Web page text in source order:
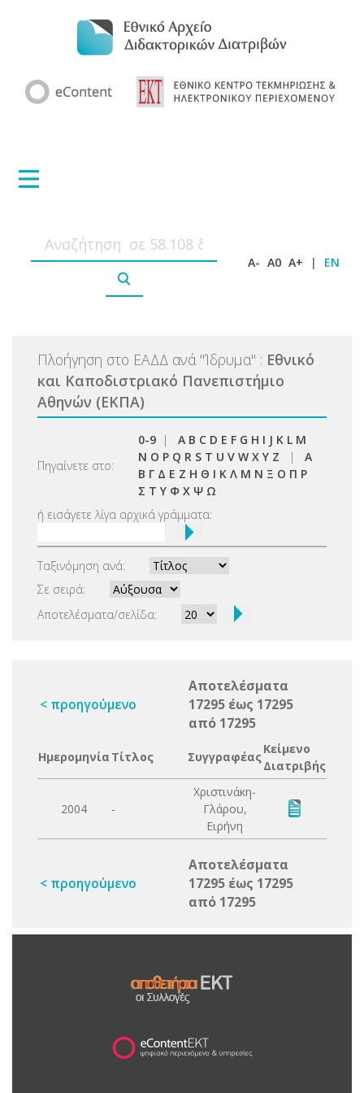
A- A0 A+ | EN
Πλοήγηση στο ΕΑΔΔ ανά "Ίδρυμα" : Εθνικό
και Καποδιστριακό Πανεπιστήμιο
Αθηνών (ΕΚΠΑ)
Πηγαίνετε στο:
0-9 | A B C D E F G H I J K L M
N O P Q R S T U V W X Y Z | Α
Β Γ Δ Ε Ζ Η Θ Ι Κ Λ Μ Ν Ξ Ο Π Ρ
Σ Τ Υ Φ Χ Ψ Ω
ή εισάγετε λίγα αρχικά γράμματα:
Ταξινόμηση ανά:
Σε σειρά:
Αποτελέσματα/σελίδα:
< προηγούμενο
Αποτελέσματα
17295 έως 17295
από 17295
Ημερομηνία Τίτλος Συγγραφέας
Κείμενο
Διατριβής
2004 -
Χριστινάκη-
Γλάρου,
Ειρήνη
< προηγούμενο
Αποτελέσματα
17295 έως 17295
από 17295